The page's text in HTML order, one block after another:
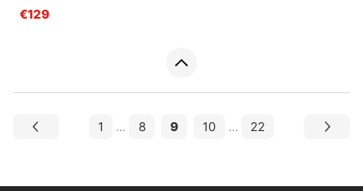
€129
1 ... 8 9 10 ... 22